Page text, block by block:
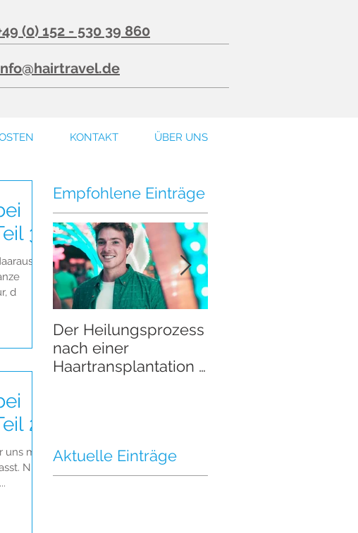
(0) 152 - 530 39 860
KONTAKT ÜBER UNS
3
d
2
mit
Nun
Empfohlene Einträge
Der Heilungsprozess
nach einer
Haartransplantation -
Aktuelle Einträge